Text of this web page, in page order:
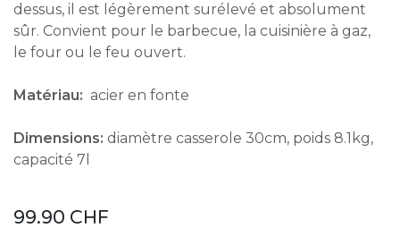
dessus, il est légèrement surélevé et absolument
sûr. Convient pour le barbecue, la cuisinière à gaz,
le four ou le feu ouvert.
Matériau: acier en fonte
Dimensions: diamètre casserole 30cm, poids 8.1kg,
capacité 7l
99.90 CHF